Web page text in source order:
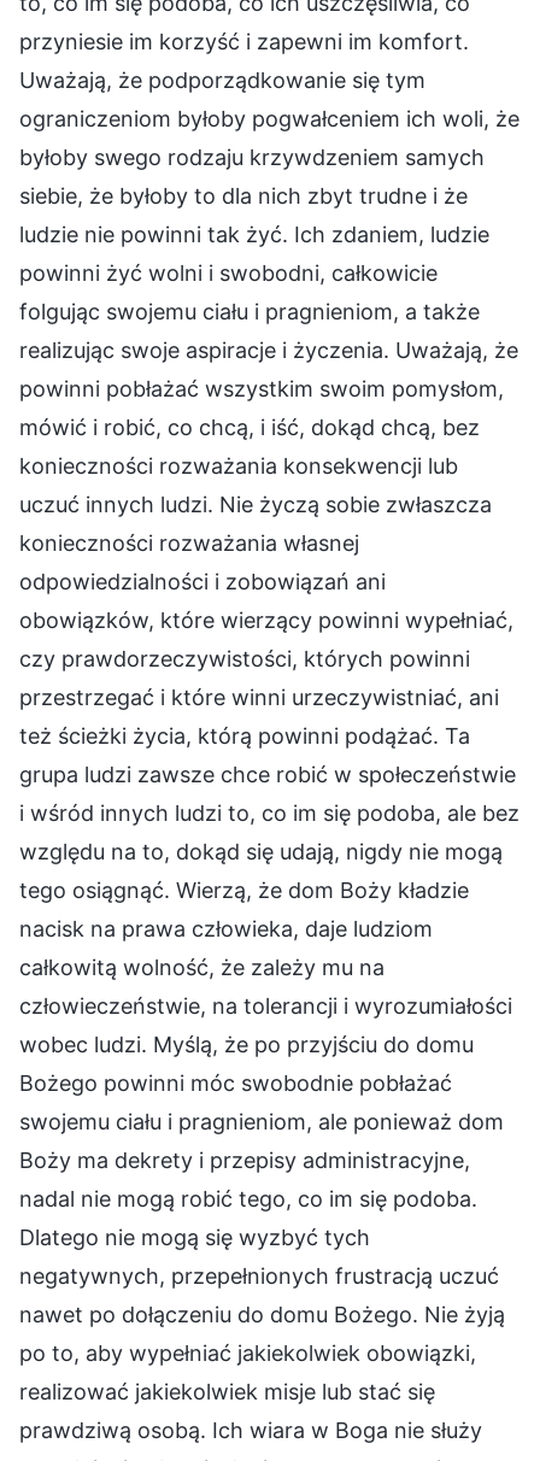
przyniesie im korzyść i zapewni im komfort.
Uważają, że podporządkowanie się tym
ograniczeniom byłoby pogwałceniem ich woli, że
byłoby swego rodzaju krzywdzeniem samych
siebie, że byłoby to dla nich zbyt trudne i że
ludzie nie powinni tak żyć. Ich zdaniem, ludzie
powinni żyć wolni i swobodni, całkowicie
folgując swojemu ciału i pragnieniom, a także
realizując swoje aspiracje i życzenia. Uważają, że
powinni pobłażać wszystkim swoim pomysłom,
mówić i robić, co chcą, i iść, dokąd chcą, bez
konieczności rozważania konsekwencji lub
uczuć innych ludzi. Nie życzą sobie zwłaszcza
konieczności rozważania własnej
odpowiedzialności i zobowiązań ani
obowiązków, które wierzący powinni wypełniać,
czy prawdorzeczywistości, których powinni
przestrzegać i które winni urzeczywistniać, ani
też ścieżki życia, którą powinni podążać. Ta
grupa ludzi zawsze chce robić w społeczeństwie
i wśród innych ludzi to, co im się podoba, ale bez
względu na to, dokąd się udają, nigdy nie mogą
tego osiągnąć. Wierzą, że dom Boży kładzie
nacisk na prawa człowieka, daje ludziom
całkowitą wolność, że zależy mu na
człowieczeństwie, na tolerancji i wyrozumiałości
wobec ludzi. Myślą, że po przyjściu do domu
Bożego powinni móc swobodnie pobłażać
swojemu ciału i pragnieniom, ale ponieważ dom
Boży ma dekrety i przepisy administracyjne,
nadal nie mogą robić tego, co im się podoba.
Dlatego nie mogą się wyzbyć tych
negatywnych, przepełnionych frustracją uczuć
nawet po dołączeniu do domu Bożego. Nie żyją
po to, aby wypełniać jakiekolwiek obowiązki,
realizować jakiekolwiek misje lub stać się
prawdziwą osobą. Ich wiara w Boga nie służy